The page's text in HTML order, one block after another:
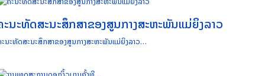
ະນະທັດສະນະສຶກສາຂອງສູນກາງສະຫະພັນແມ່ຍິງລາວ
ນະທັດສະນະສຶກສາຂອງສູນກາງສະຫະພັນແມ່ຍິງລາວ…